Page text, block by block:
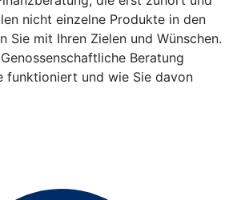
nicht einzelne Produkte in den
Sie mit Ihren Zielen und Wünschen.
Beratung
funktioniert und wie Sie davon